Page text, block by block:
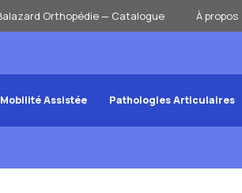
Orthopédie — Catalogue À propos
Mobilité Assistée Pathologies Articulaires